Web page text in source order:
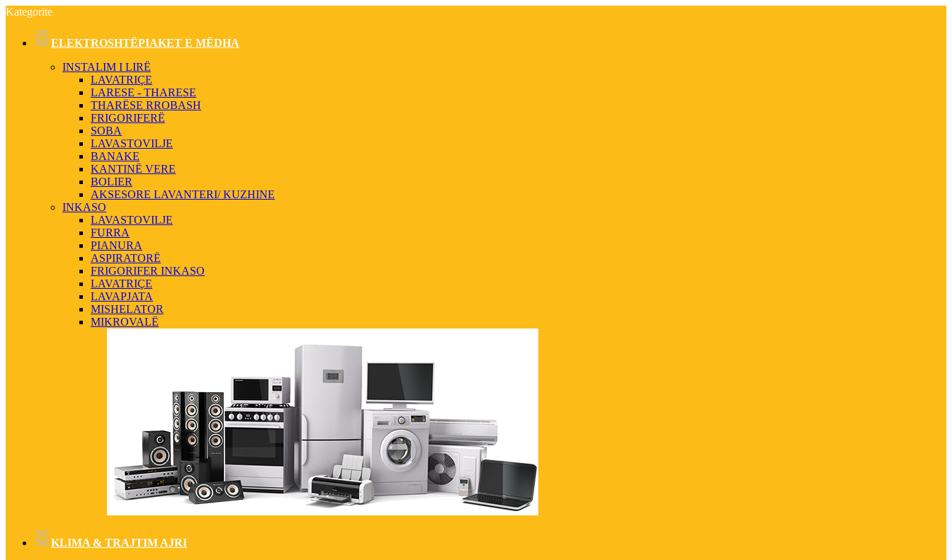
Kategorite
ELEKTROSHTËPIAKET E MËDHA
INSTALIM I LIRË
LAVATRIÇE
LARESE - THARESE
THARËSE RROBASH
FRIGORIFERË
SOBA
LAVASTOVILJE
BANAKE
KANTINË VERE
BOLIER
AKSESORE LAVANTERI/ KUZHINE
INKASO
LAVASTOVILJE
FURRA
PIANURA
ASPIRATORË
FRIGORIFER INKASO
LAVATRIÇE
LAVAPJATA
MISHELATOR
MIKROVALË
KLIMA & TRAJTIM AJRI